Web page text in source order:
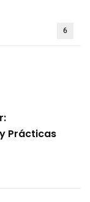
6
Prácticas